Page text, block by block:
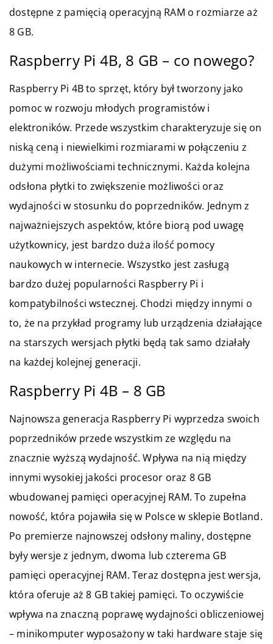
dostępne z pamięcią operacyjną RAM o rozmiarze aż
8 GB.
Raspberry Pi 4B, 8 GB – co nowego?
Raspberry Pi 4B to sprzęt, który był tworzony jako
pomoc w rozwoju młodych programistów i
elektroników. Przede wszystkim charakteryzuje się on
niską ceną i niewielkimi rozmiarami w połączeniu z
dużymi możliwościami technicznymi. Każda kolejna
odsłona płytki to zwiększenie możliwości oraz
wydajności w stosunku do poprzedników. Jednym z
najważniejszych aspektów, które biorą pod uwagę
użytkownicy, jest bardzo duża ilość pomocy
naukowych w internecie. Wszystko jest zasługą
bardzo dużej popularności Raspberry Pi i
kompatybilności wstecznej. Chodzi między innymi o
to, że na przykład programy lub urządzenia działające
na starszych wersjach płytki będą tak samo działały
na każdej kolejnej generacji.
Raspberry Pi 4B – 8 GB
Najnowsza generacja Raspberry Pi wyprzedza swoich
poprzedników przede wszystkim ze względu na
znacznie wyższą wydajność. Wpływa na nią między
innymi wysokiej jakości procesor oraz 8 GB
wbudowanej pamięci operacyjnej RAM. To zupełna
nowość, która pojawiła się w Polsce w sklepie Botland.
Po premierze najnowszej odsłony maliny, dostępne
były wersje z jednym, dwoma lub czterema GB
pamięci operacyjnej RAM. Teraz dostępna jest wersja,
która oferuje aż 8 GB takiej pamięci. To oczywiście
wpływa na znaczną poprawę wydajności obliczeniowej
– minikomputer wyposażony w taki hardware staje się